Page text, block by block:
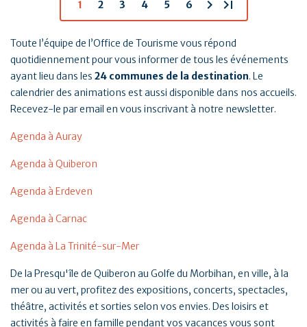
1 2 3 4 5 6 chevron_right last_page
Toute l’équipe de l’Office de Tourisme vous répond
quotidiennement pour vous informer de tous les événements
ayant lieu dans les 24 communes de la destination. Le
calendrier des animations est aussi disponible dans nos accueils.
Recevez-le par email en vous inscrivant à notre newsletter.
Agenda à Auray
Agenda à Quiberon
Agenda à Erdeven
Agenda à Carnac
Agenda à La Trinité-sur-Mer
De la Presqu'île de Quiberon au Golfe du Morbihan, en ville, à la
mer ou au vert, profitez des expositions, concerts, spectacles,
théâtre, activités et sorties selon vos envies. Des loisirs et
activités à faire en famille pendant vos vacances vous sont